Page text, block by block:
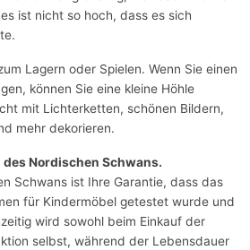
ist nicht so hoch, dass es sich
Lagern oder Spielen. Wenn Sie einen
können Sie eine kleine Höhle
mit Lichterketten, schönen Bildern,
mehr dekorieren.
des Nordischen Schwans.
Schwans ist Ihre Garantie, dass das
für Kindermöbel getestet wurde und
wird sowohl beim Einkauf der
selbst, während der Lebensdauer